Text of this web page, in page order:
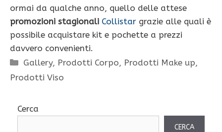
ormai da qualche anno, quello delle attese
promozioni stagionali Collistar grazie alle quali è
possibile acquistare kit e pochette a prezzi
davvero convenienti.
Categorie
Gallery, Prodotti Corpo, Prodotti Make up,
Prodotti Viso
Cerca
CERCA